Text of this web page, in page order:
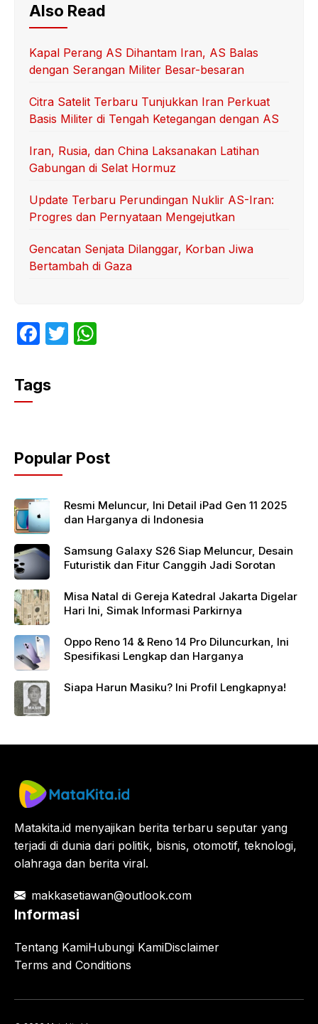
Also Read
Kapal Perang AS Dihantam Iran, AS Balas
dengan Serangan Militer Besar-besaran
Citra Satelit Terbaru Tunjukkan Iran Perkuat
Basis Militer di Tengah Ketegangan dengan AS
Iran, Rusia, dan China Laksanakan Latihan
Gabungan di Selat Hormuz
Update Terbaru Perundingan Nuklir AS-Iran:
Progres dan Pernyataan Mengejutkan
Gencatan Senjata Dilanggar, Korban Jiwa
Bertambah di Gaza
F
c
e
o
o
k
T
p
p
Tags
Popular Post
Resmi Meluncur, Ini Detail iPad Gen 11 2025
dan Harganya di Indonesia
Samsung Galaxy S26 Siap Meluncur, Desain
Futuristik dan Fitur Canggih Jadi Sorotan
Misa Natal di Gereja Katedral Jakarta Digelar
Hari Ini, Simak Informasi Parkirnya
Oppo Reno 14 & Reno 14 Pro Diluncurkan, Ini
Spesifikasi Lengkap dan Harganya
Siapa Harun Masiku? Ini Profil Lengkapnya!
Matakita.id menyajikan berita terbaru seputar yang
terjadi di dunia dari politik, bisnis, otomotif, teknologi,
olahraga dan berita viral.
makkasetiawan@outlook.com
Informasi
Tentang KamiHubungi KamiDisclaimer
Terms and Conditions